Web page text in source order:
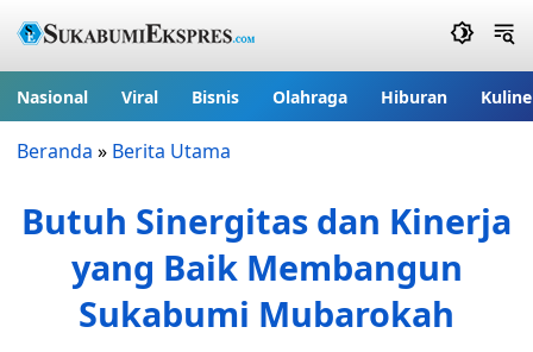
Nasional Viral Bisnis Olahraga Hiburan
Beranda » Berita Utama
Butuh Sinergitas dan Kinerja
yang Baik Membangun
Sukabumi Mubarokah